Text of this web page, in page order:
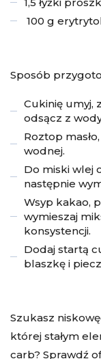
100 g
Sposób
Cukinię umyj,
odsącz z
Roztop
wodnej.
Do miski wlej
następnie
Wsyp kakao,
wymieszaj
konsystencji.
Dodaj startą
blaszkę i
Szukasz
której stałym
carb? Sprawdź